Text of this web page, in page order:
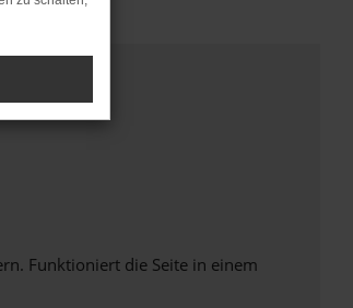
Funktioniert die Seite in einem